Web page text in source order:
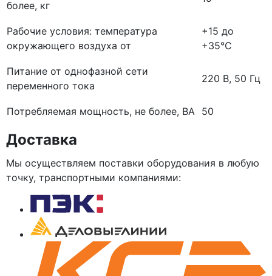
более, кг
Рабочие условия: температура
окружающего воздуха от
+15 до
+35°С
Питание от однофазной сети
переменного тока
220 В, 50 Гц
Потребляемая мощность, не более, ВА 50
Доставка
Мы осуществляем поставки оборудования в любую
точку, транспортными компаниями: